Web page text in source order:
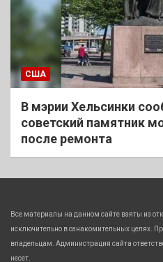
США
В мэрии Хельсинки
советский памятник
после ремонта
Все материалы на данном сайте взяты из
исключительно в ознакомительных целях.
владельцам. Администрация сайта
несет.